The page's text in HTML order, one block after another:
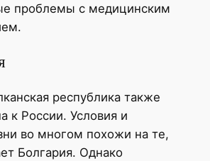
проблемы с медицинским
республика также
к России. Условия и
во многом похожи на те,
Болгария. Однако